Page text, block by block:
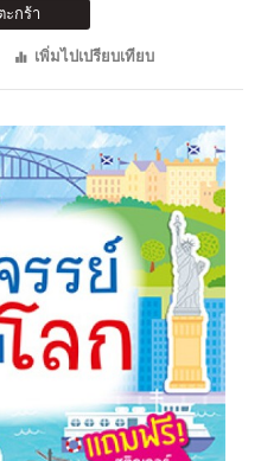
กร้า
เพิ่มไปเปรียบเทียบ